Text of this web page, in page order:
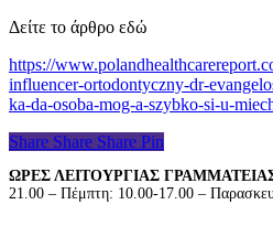
Δείτε το άρθρο εδώ
https://
influencer-ortodontyczny-dr-
ka-da-osoba-mog-a-szybko-si-u-
Share Share Share Pin
ΩΡΕΣ ΛΕΙΤΟΥΡΓΙΑΣ
21.00 – Πέμπτη: 10.00-17.00 –